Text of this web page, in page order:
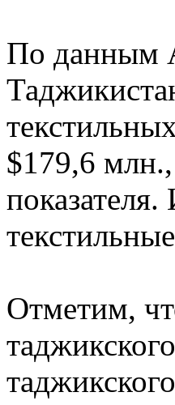
По данным
$179,6
Отметим,